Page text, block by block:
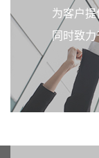
为客户
同时致